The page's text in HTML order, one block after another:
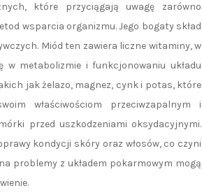
które przyciągają uwagę zarówno
wsparcia organizmu. Jego bogaty skład
Miód ten zawiera liczne witaminy, w
metabolizmie i funkcjonowaniu układu
jak żelazo, magnez, cynk i potas, które
właściwościom przeciwzapalnym i
przed uszkodzeniami oksydacyjnymi.
kondycji skóry oraz włosów, co czyni
problemy z układem pokarmowym mogą